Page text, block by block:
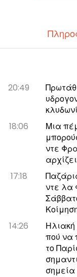
φιγούρες
20:49
18:06
Μια
ντε
17:18
ντε λα
14:26
Ηλιακή
πού να
το